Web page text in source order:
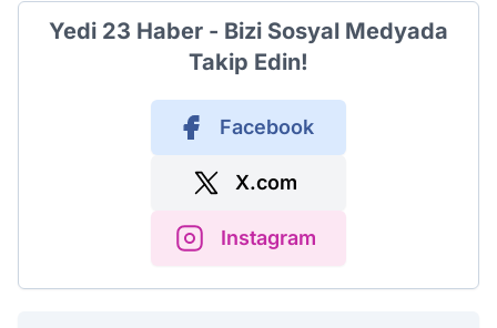
Yedi 23 Haber - Bizi Sosyal Medyada
Takip Edin!
Facebook
X.com
Instagram